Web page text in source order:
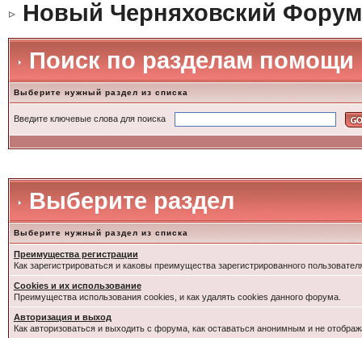
Новый Черняховский Форум
Поиск по разделам помощи
Выберите нужный раздел из списка
Введите ключевые слова для поиска
Выберите раздел
Выберите нужный раздел из списка
Преимущества регистрации
Как зарегистрироваться и каковы преимущества зарегистрированного
Cookies и их использование
Преимущества использования cookies, и как удалять cookies данного форума.
Авторизация и выход
Как авторизоваться и выходить с форума, как оставаться анонимным и не